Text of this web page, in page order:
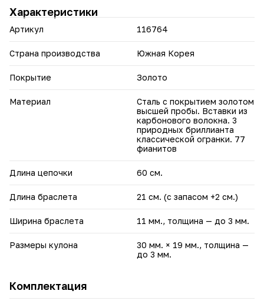
золотым покрытием.
• 3 бриллианта классической огранки в комплекте.
• 77 фианитов круглой огранки — для ослепительного
блеска.
использоваться отдельно.
Характеристики
Артикул 116764
Страна производства Южная Корея
Покрытие Золото
Материал
Сталь с покрытием золотом
высшей пробы. Вставки из
карбонового волокна. 3
природных бриллианта
классической огранки. 77
фианитов
Длина цепочки 60 см.
Длина браслета 21 см. (с запасом +2 см.)
Ширина браслета 11 мм., толщина — до 3 мм.
Размеры кулона
30 мм. × 19 мм., толщина —
до 3 мм.
Комплектация